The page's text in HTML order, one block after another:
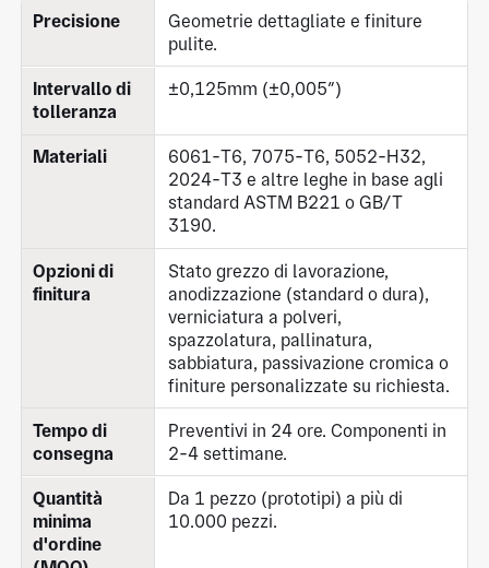
Precisione
Geometrie dettagliate e finiture
pulite.
Intervallo di
tolleranza
±0,125mm (±0,005″)
Materiali
6061-T6, 7075-T6, 5052-H32,
2024-T3 e altre leghe in base agli
standard ASTM B221 o GB/T
3190.
Opzioni di
finitura
Stato grezzo di lavorazione,
anodizzazione (standard o dura),
verniciatura a polveri,
spazzolatura, pallinatura,
sabbiatura, passivazione cromica o
finiture personalizzate su richiesta.
Tempo di
consegna
Preventivi in 24 ore. Componenti in
2-4 settimane.
Quantità
minima
d'ordine
Da 1 pezzo (prototipi) a più di
10.000 pezzi.